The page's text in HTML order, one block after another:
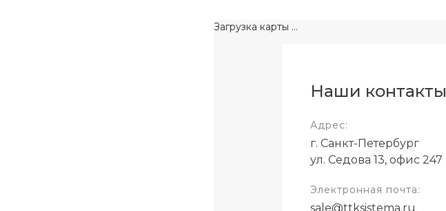
Наши контакты
Адрес:
г. Санкт-Петербург
ул. Седова 13, офис 247
Электронная почта:
sale@ttksistema.ru
Загрузка карты ...